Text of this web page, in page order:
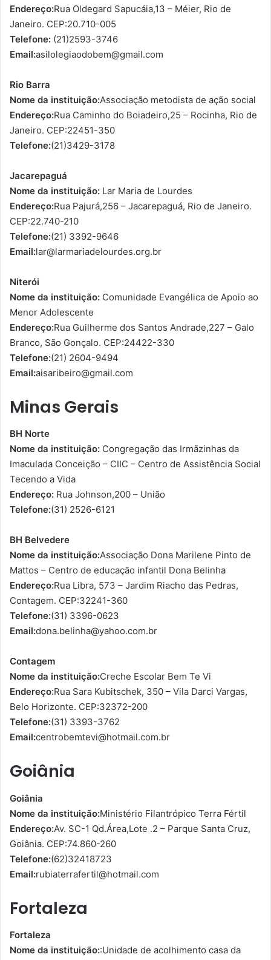
Endereço:Rua Oldegard Sapucáia,13 – Méier, Rio de
Janeiro. CEP:20.710-005
Telefone: (21)2593-3746
Email:asilolegiaodobem@gmail.com
Rio Barra
Nome da instituição:Associação metodista de ação social
Endereço:Rua Caminho do Boiadeiro,25 – Rocinha, Rio de
Janeiro. CEP:22451-350
Telefone:(21)3429-3178
Jacarepaguá
Nome da instituição: Lar Maria de Lourdes
Endereço:Rua Pajurá,256 – Jacarepaguá, Rio de Janeiro.
CEP:22.740-210
Telefone:(21) 3392-9646
Email:lar@larmariadelourdes.org.br
Niterói
Nome da instituição: Comunidade Evangélica de Apoio ao
Menor Adolescente
Endereço:Rua Guilherme dos Santos Andrade,227 – Galo
Branco, São Gonçalo. CEP:24422-330
Telefone:(21) 2604-9494
Email:aisaribeiro@gmail.com
Minas Gerais
BH Norte
Nome da instituição: Congregação das Irmãzinhas da
Imaculada Conceição – CIIC – Centro de Assistência Social
Tecendo a Vida
Endereço: Rua Johnson,200 – União
Telefone:(31) 2526-6121
BH Belvedere
Nome da instituição:Associação Dona Marilene Pinto de
Mattos – Centro de educação infantil Dona Belinha
Endereço:Rua Libra, 573 – Jardim Riacho das Pedras,
Contagem. CEP:32241-360
Telefone:(31) 3396-0623
Email:dona.belinha@yahoo.com.br
Contagem
Nome da instituição:Creche Escolar Bem Te Vi
Endereço:Rua Sara Kubitschek, 350 – Vila Darci Vargas,
Belo Horizonte. CEP:32372-200
Telefone:(31) 3393-3762
Email:centrobemtevi@hotmail.com.br
Goiânia
Goiânia
Nome da instituição:Ministério Filantrópico Terra Fértil
Endereço:Av. SC-1 Qd.Área,Lote .2 – Parque Santa Cruz,
Goiânia. CEP:74.860-260
Telefone:(62)32418723
Email:rubiaterrafertil@hotmail.com
Fortaleza
Fortaleza
Nome da instituição::Unidade de acolhimento casa da